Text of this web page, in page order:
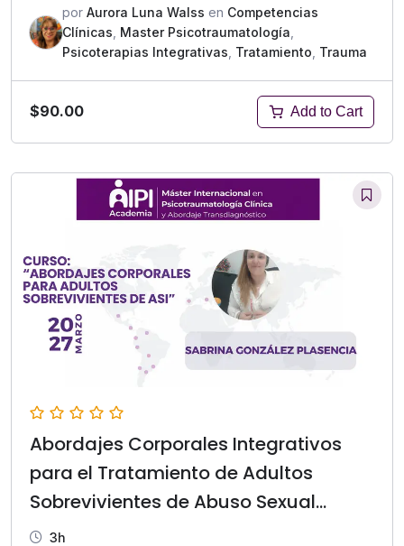
por Aurora Luna Walss en Competencias
Clínicas Master Psicotraumatología
Psicoterapias Integrativas Tratamiento Trauma
$90.00 Add to Cart
Abordajes Corporales Integrativos
para el Tratamiento de Adultos
Sobrevivientes de Abuso Sexual
Infantil
3h